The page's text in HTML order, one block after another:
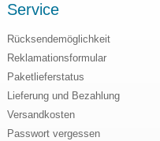
Service
Rücksendemöglichkeit
Reklamationsformular
Paketlieferstatus
Lieferung und Bezahlung
Versandkosten
Passwort vergessen